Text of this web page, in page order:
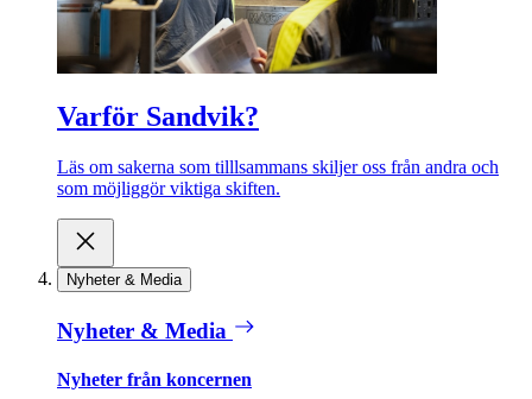
Varför Sandvik?
Läs om sakerna som tilllsammans skiljer oss från andra och
som möjliggör viktiga skiften.
Nyheter & Media
Nyheter & Media
Nyheter från koncernen